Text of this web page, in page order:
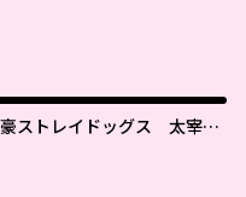
ストレイドッグス 太宰を